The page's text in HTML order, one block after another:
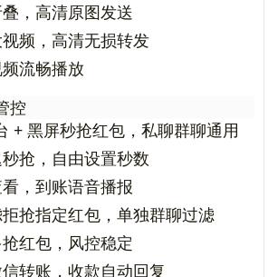
，高清原图发送
频，高清无损转发
流畅播放
控
+ 黑屏秒抢红包，私聊群聊通用
抢，自由设置秒数
，到账语音播报
抢指定红包，单独群聊过滤
红包，风控稳定
转账，收款自动回复